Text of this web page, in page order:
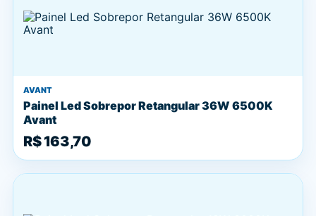
AVANT
Painel Led Sobrepor Retangular 36W 6500K
Avant
R$ 163,70